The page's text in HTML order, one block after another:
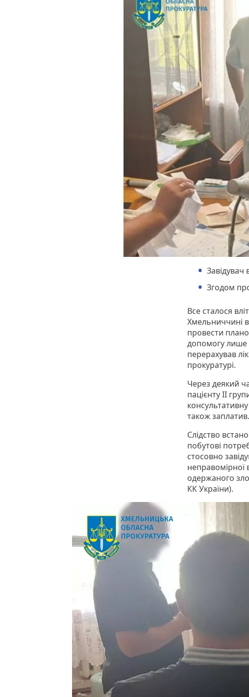
Завідувач
Згодом
Все сталося
Хмельниччині
провести
допомогу лише
перерахував
прокуратурі.
Через деякий
пацієнту ІІ
також заплатив.
Слідство
побутові
стосовно
неправомірної
одержаного
КК України).